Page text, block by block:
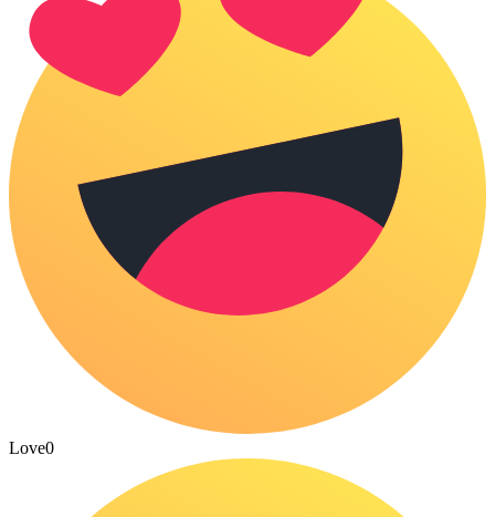
Love0